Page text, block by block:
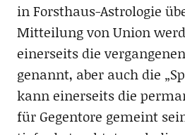
in Forsthaus-Astrologie
Mitteilung von Union
einerseits die
genannt, aber auch die
kann einerseits die
für Gegentore gemeint